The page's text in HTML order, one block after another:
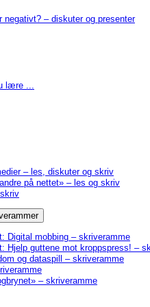
negativt? – diskuter og presenter
lære ...
– les, diskuter og skriv
på nettet» – les og skriv
Digital mobbing – skriveramme
Hjelp guttene mot kroppspress! –
og dataspill – skriveramme
– skriveramme